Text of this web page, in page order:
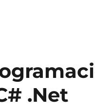
.Net